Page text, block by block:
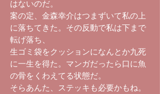
はないのだ。
案の定、金森幸介はつまずいて私の上
に落ちてきた。その反動で私は下まで
転げ落ち、
生ゴミ袋をクッションになんとか九死
に一生を得た。マンガだったら口に魚
の骨をくわえてる状態だ。
そらあんた、ステッキも必要かもね。